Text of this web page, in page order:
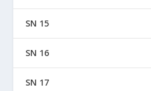
SN 15
SN 16
SN 17